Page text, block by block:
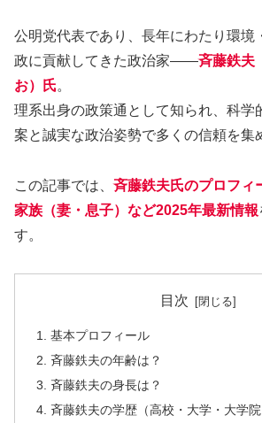
公明党代表であり、長年にわたり環境
政に貢献してきた政治家――斉藤鉄夫
お）氏。
理系出身の政策通として知られ、科学
案と誠実な政治姿勢で多くの信頼を集
この記事では、斉藤鉄夫氏のプロフィ
家族（妻・息子）など2025年最新情報
す。
目次
基本プロフィール
斉藤鉄夫の年齢は？
斉藤鉄夫の身長は？
斉藤鉄夫の学歴（高校・大学・大学